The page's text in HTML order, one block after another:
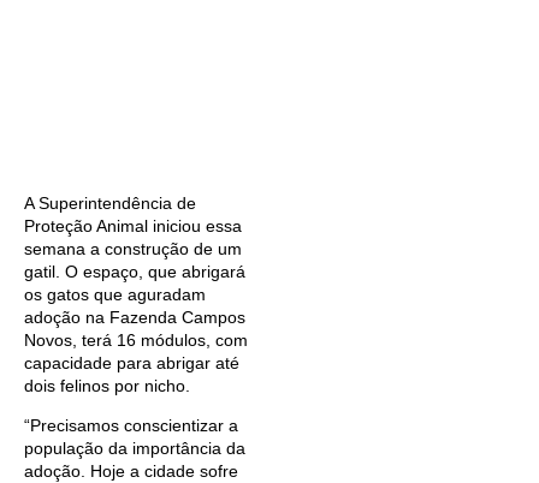
A Superintendência de
Proteção Animal iniciou essa
semana a construção de um
gatil. O espaço, que abrigará
os gatos que aguradam
adoção na Fazenda Campos
Novos, terá 16 módulos, com
capacidade para abrigar até
dois felinos por nicho.
“Precisamos conscientizar a
população da importância da
adoção. Hoje a cidade sofre